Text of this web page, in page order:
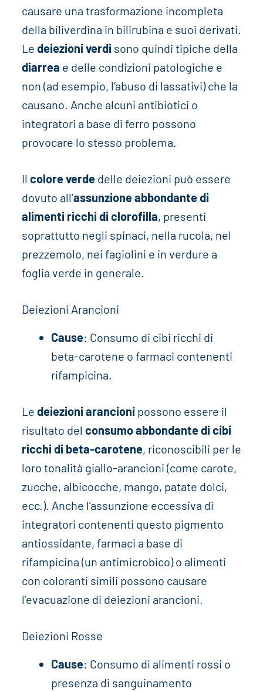
causare una trasformazione incompleta
della biliverdina in bilirubina e suoi derivati.
Le deiezioni verdi sono quindi tipiche della
diarrea e delle condizioni patologiche e
non (ad esempio, l’abuso di lassativi) che la
causano. Anche alcuni antibiotici o
integratori a base di ferro possono
provocare lo stesso problema.
Il colore verdedelle deiezioni può essere
dovuto all’assunzione abbondante di
alimenti ricchi di clorofilla, presenti
soprattutto negli spinaci, nella rucola, nel
prezzemolo, nei fagiolini e in verdure a
foglia verde in generale.
Deiezioni Arancioni
Cause: Consumo di cibi ricchi di
beta-carotene o farmaci contenenti
rifampicina.
Le deiezioni arancioni possono essere il
risultato del consumo abbondante di cibi
ricchi di beta-carotene, riconoscibili per le
loro tonalità giallo-arancioni (come carote,
zucche, albicocche, mango, patate dolci,
ecc.). Anche l’assunzione eccessiva di
integratori contenenti questo pigmento
antiossidante, farmaci a base di
rifampicina (un antimicrobico) o alimenti
con coloranti simili possono causare
l’evacuazione di deiezioni arancioni.
Deiezioni Rosse
Cause: Consumo di alimenti rossi o
presenza di sanguinamento